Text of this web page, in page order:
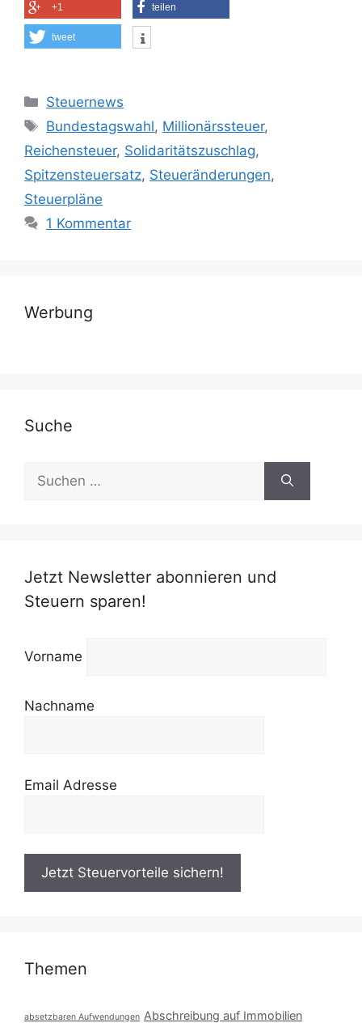
+1 teilen
tweet
Kategorien
Steuernews
Schlagwörter
Bundestagswahl, Millionärssteuer,
Reichensteuer, Solidaritätszuschlag,
Spitzensteuersatz, Steueränderungen,
Steuerpläne
1 Kommentar
Werbung
Suche
nach:
Jetzt Newsletter abonnieren und
Steuern sparen!
Vorname
Nachname
Email Adresse
Themen
absetzbaren Aufwendungen Abschreibung auf Immobilien